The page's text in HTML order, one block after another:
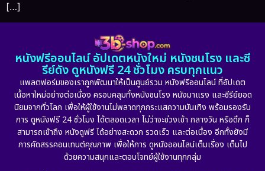
[…]
หนังฟรีออนไลน์ อัปเดตหนังใหม่ หนังชนโรง และซี
รีย์ดัง ดูหนังฟรี 24 ชั่วโมง ครบทุกแนว
แพลตฟอร์มของเราถูกพัฒนาให้เป็นศูนย์รวม หนังฟรีออนไลน์ ที่อัปเดต
เนื้อหาใหม่อย่างต่อเนื่อง ครอบคลุมทั้งหนังชนโรง หนังมาแรง และซีรีย์ยอด
นิยมจากทั่วโลก เพื่อให้ผู้ใช้งานไม่พลาดทุกกระแสความบันเทิง พร้อมรองรับ
การ ดูหนังฟรี 24 ชั่วโมง ได้ตลอดเวลา ไม่ว่าจะช่วงเช้า กลางวัน หรือดึก ก็
สามารถเข้าถึง หนังดูฟรี ได้อย่างสะดวก รวดเร็ว และต่อเนื่อง อีกทั้งยังมี
การคัดสรรคอนเทนต์คุณภาพ เพื่อให้การ ดูหนังออนไลน์เต็มเรื่อง เต็มไป
ด้วยความสนุกและตอบโจทย์ผู้ใช้งานทุกกลุ่ม